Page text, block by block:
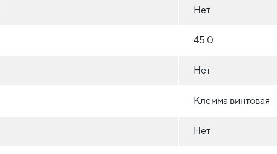
Нет
45.0
Нет
Клемма винтовая
Нет